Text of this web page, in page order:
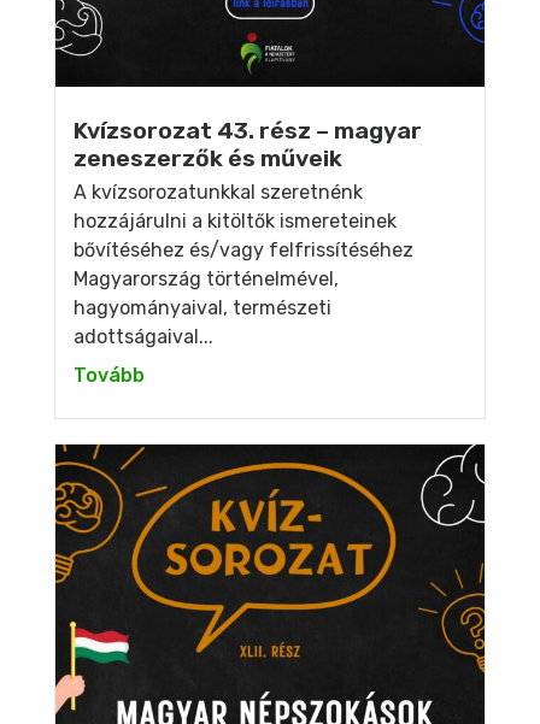
Kvízsorozat 43. rész – magyar
zeneszerzők és műveik
A kvízsorozatunkkal szeretnénk
hozzájárulni a kitöltők ismereteinek
bővítéséhez és/vagy felfrissítéséhez
Magyarország történelmével,
hagyományaival, természeti
adottságaival...
Tovább